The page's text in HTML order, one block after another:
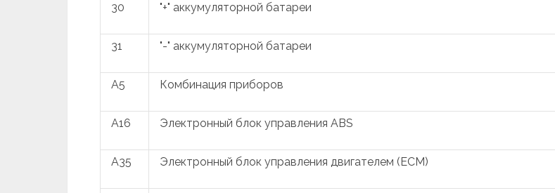
30 "+" аккумуляторной батареи
31 "-" аккумуляторной батареи
A5 Комбинация приборов
A16 Электронный блок управления ABS
A35 Электронный блок управления двигателем (ECM)